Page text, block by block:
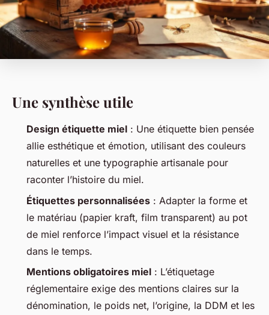
Une synthèse utile
Design étiquette miel : Une étiquette bien pensée
allie esthétique et émotion, utilisant des couleurs
naturelles et une typographie artisanale pour
raconter l’histoire du miel.
Étiquettes personnalisées : Adapter la forme et
le matériau (papier kraft, film transparent) au pot
de miel renforce l’impact visuel et la résistance
dans le temps.
Mentions obligatoires miel : L’étiquetage
réglementaire exige des mentions claires sur la
dénomination, le poids net, l’origine, la DDM et les